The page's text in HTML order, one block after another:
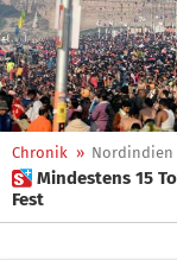
Chronik » Nordindien
 Mindestens 15 Tote bei Massenpanik bei indischem Hindu-
Fest